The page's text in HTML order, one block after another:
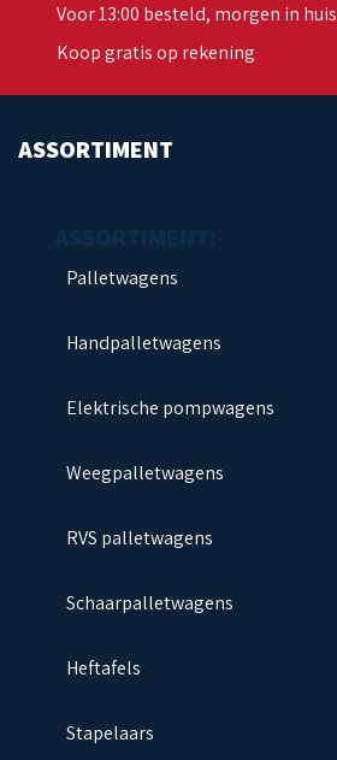
Voor 13:00 besteld, morgen in huis
Koop gratis op rekening
ASSORTIMENT
Palletwagens
Handpalletwagens
Elektrische pompwagens
Weegpalletwagens
RVS palletwagens
Schaarpalletwagens
Heftafels
Stapelaars